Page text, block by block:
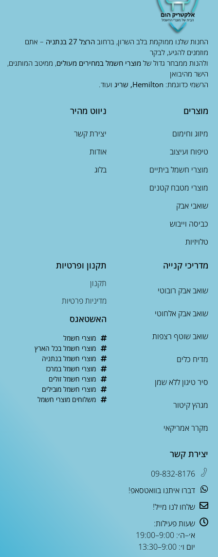
החנות שלנו ממוקמת בלב השרון, ברחוב הרצל 27 בנתניה
– אתם
מוזמנים להגיע, לבקר
ולהנות ממבחר גדול של מוצרי חשמל במחירים מעולים, ממיטב המותגים,
הישר מהיבואן
הרשמי כדוגמת: Hemilton, שריג ועוד.
מוצרים
מיזוג וחימום
טיפוח ועיצוב
מוצרי חשמל ביתיים
מוצרי מטבח קטנים
שואבי אבק
כביסה וייבוש
טלויזיות
ניווט מהיר
יצירת קשר
אודות
בלוג
מדריכי קנייה
שואב אבק רובוטי
שואב אבק אלחוטי
שואב שוטף רצפות
מדיח כלים
סיר טיגון ללא שמן
מגהץ קיטור
מקרר אמריקאי
תקנון ופרטיות
תקנון
מדיניות פרטיות
האשטאגס
מוצרי חשמל
מוצרי חשמל בכל הארץ
מוצרי חשמל בנתניה
מוצרי חשמל במרכז
מוצרי חשמל זולים
מוצרי חשמל מובילים
משלוחים מוצרי חשמל
יצירת קשר
09-832-8176
דברו איתנו בוואטסאפ!
שלחו לנו מייל!
שעות פעילות:
א׳–ה׳: 9:00–19:00
יום ו׳: 9:00–13:30